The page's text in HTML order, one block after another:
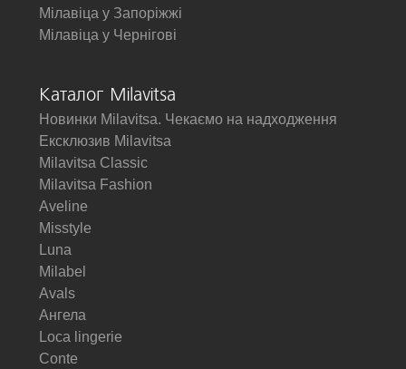
Мілавіца у Запоріжжі
Мілавіца у Чернігові
Каталог Milavitsa
Новинки Milavitsa. Чекаємо на надходження
Ексклюзив Milavitsa
Milavitsa Classic
Milavitsa Fashion
Aveline
Misstyle
Luna
Milabel
Avals
Ангела
Loca lingerie
Conte